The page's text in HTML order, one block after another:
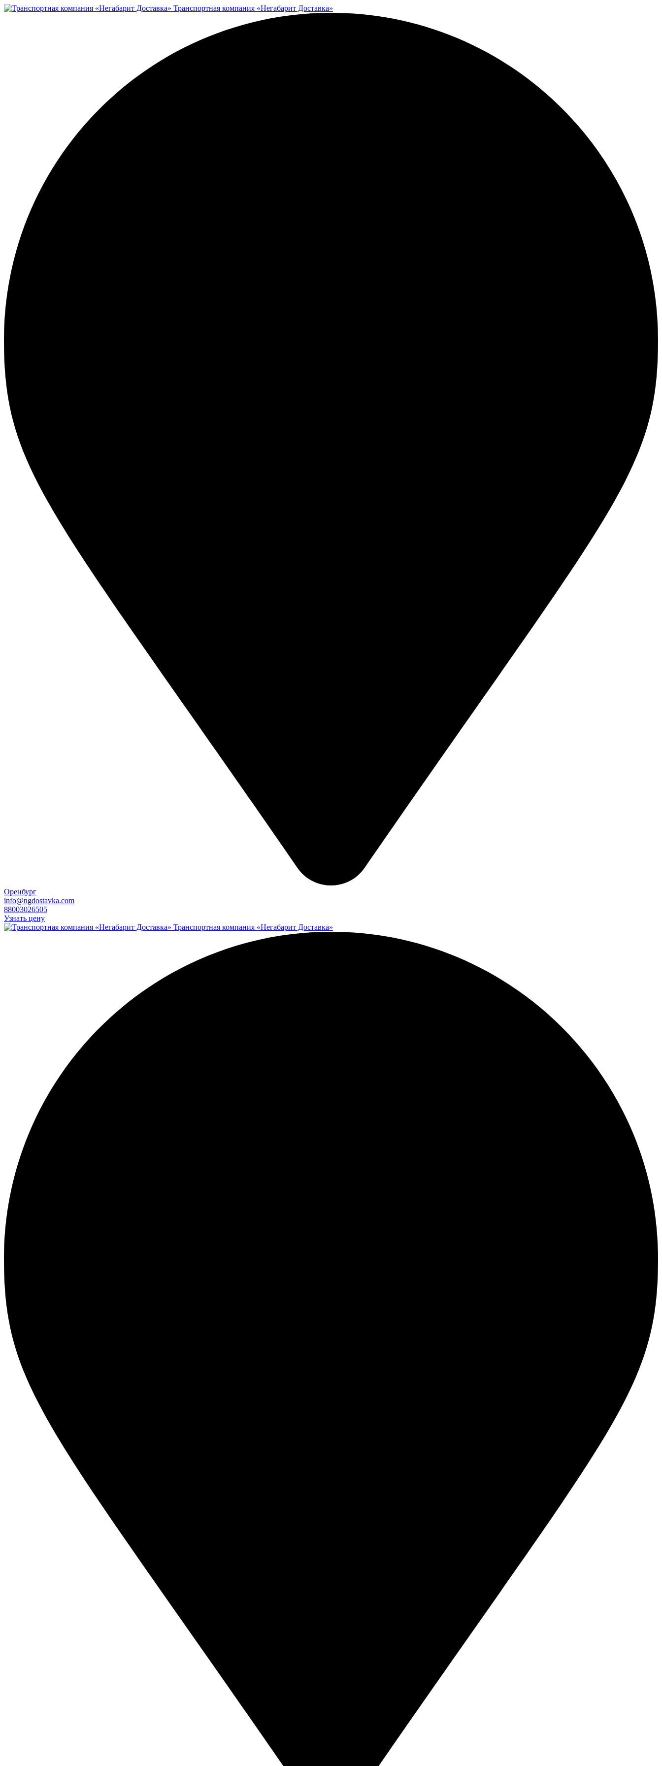
Транспортная компания «Негабарит Доставка»
Оренбург
info@ngdostavka.com
88003026505
Узнать цену
Транспортная компания «Негабарит Доставка»